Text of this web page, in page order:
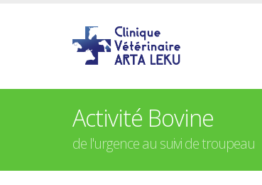
Activité Bovine
de l'urgence au suivi de troupeau